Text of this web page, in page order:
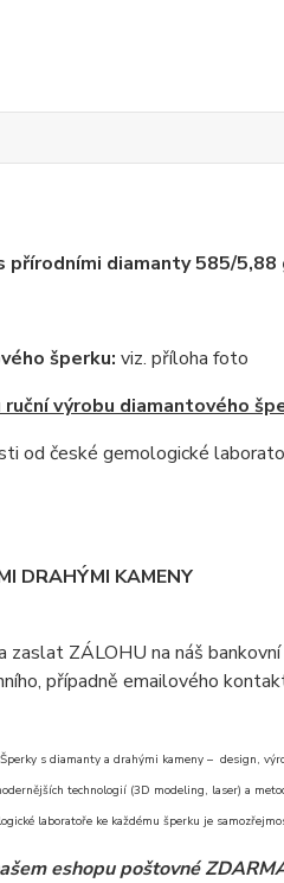
přírodními diamanty 585/
šperku: viz. příloha foto
ruční výrobu diamantového
od české gemologické
DRAHÝMI KAMENY
zaslat ZÁLOHU na náš
případně emailového
s diamanty a drahými kameny – design,
technologií (3D modeling, laser) a
laboratoře ke každému šperku je
eshopu poštovné